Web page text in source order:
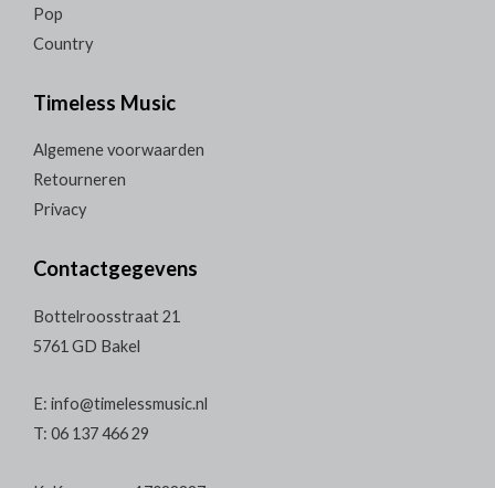
Pop
Country
Timeless Music
Algemene voorwaarden
Retourneren
Privacy
Contactgegevens
Bottelroosstraat 21
5761 GD Bakel
E: info@timelessmusic.nl
T: 06 137 466 29